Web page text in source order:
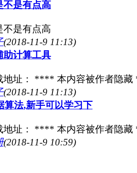
不是有点高
不是有点高
(2018-11-9 11:13)
助计算工具
地址： **** 本内容被作者隐
(2018-11-9 11:13)
算法,新手可以学习下
地址： **** 本内容被作者隐
(2018-11-9 10:59)